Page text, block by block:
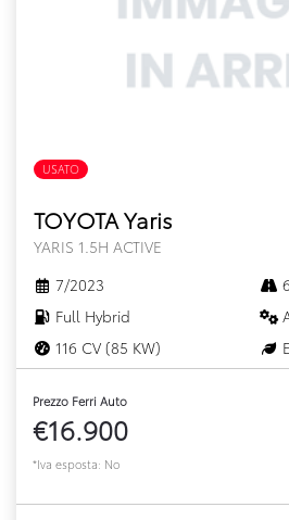
USATO
TOYOTA Yaris
YARIS 1.5H ACTIVE
7/2023
Full Hybrid
116 CV (85 KW)
Prezzo Ferri Auto
€16.900
*Iva esposta: No